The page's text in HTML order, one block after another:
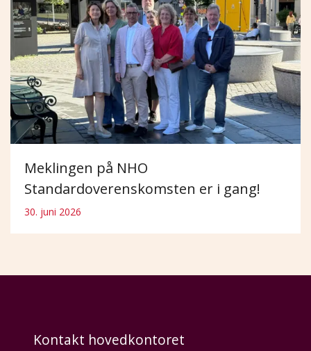
Meklingen på NHO
Standardoverenskomsten er i gang!
30. juni 2026
Kontakt hovedkontoret